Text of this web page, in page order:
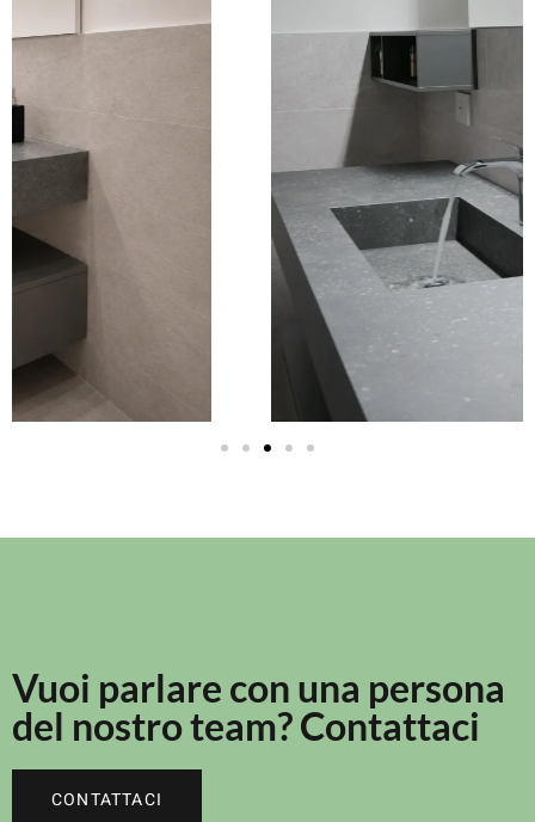
Vuoi parlare con una persona
del nostro team? Contattaci
CONTATTACI